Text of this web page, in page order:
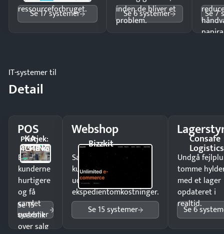
ressourceforbruget.
Se 17 systemer
inden de bliver et
problem.
Se 6 systemer Se 7
IT-systemer til
Detail
POS
KA-
CHING
Pristjek:
4.548 kr
Ekspedér
kunderne
hurtigere
og få
samlet
overblik
over salg
Se 15
systemer
Webshop
Bizzkit
Sælg produkter 24/7 til
kunder i hele landet
uden
ekspedientomkostninger.
Se 15 systemer
Consafe
Logistics
Undgå
tomme
med et lager
opdateret i
realtid.
Se 6